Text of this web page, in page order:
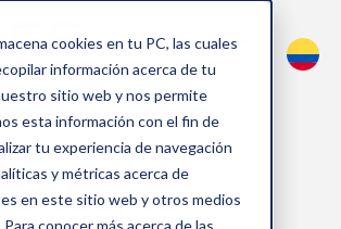
cookies en tu PC, las cuales
información acerca de tu
sitio web y nos permite
esta información con el fin de
tu experiencia de navegación
y métricas acerca de
en este sitio web y otros medios
conocer más acerca de las
te